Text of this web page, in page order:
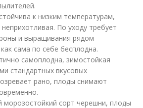
к низким температурам,
По уходу требует
и выращивания рядом
сама по себе бесплодна.
самоплодна, зимостойкая
стандартных вкусовых
рано, плоды снимают
сорт черешни, плоды